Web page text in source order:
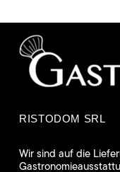
RISTODOM SRL
Wir sind auf die